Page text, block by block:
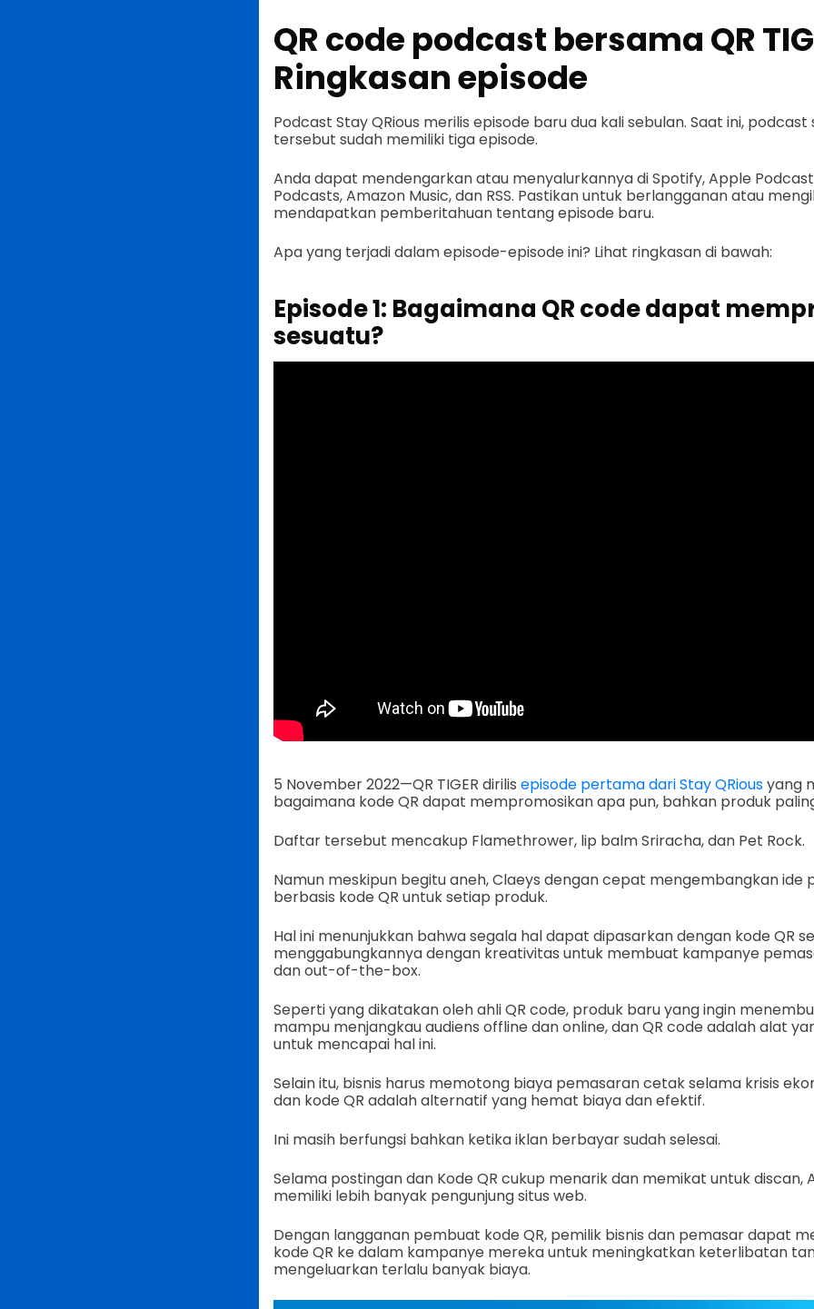
QR code podcast bersama QR
Ringkasan episode
Podcast Stay QRious merilis episode baru dua kali sebulan. Saat ini, podcast
tersebut sudah memiliki tiga episode.
Anda dapat mendengarkan atau menyalurkannya di Spotify, Apple
Podcasts, Amazon Music, dan RSS. Pastikan untuk berlangganan atau
mendapatkan pemberitahuan tentang episode baru.
Apa yang terjadi dalam episode-episode ini? Lihat ringkasan di bawah:
Episode 1: Bagaimana QR code dapat
sesuatu?
5 November 2022—QR TIGER dirilis episode pertama dari Stay QRiousyang
bagaimana kode QR dapat mempromosikan apa pun, bahkan produk
Daftar tersebut mencakup Flamethrower, lip balm Sriracha, dan Pet Rock.
Namun meskipun begitu aneh, Claeys dengan cepat mengembangkan ide
berbasis kode QR untuk setiap produk.
Hal ini menunjukkan bahwa segala hal dapat dipasarkan dengan kode QR
menggabungkannya dengan kreativitas untuk membuat kampanye
dan out-of-the-box.
Seperti yang dikatakan oleh ahli QR code, produk baru yang ingin
mampu menjangkau audiens offline dan online, dan QR code adalah alat
untuk mencapai hal ini.
Selain itu, bisnis harus memotong biaya pemasaran cetak selama krisis
dan kode QR adalah alternatif yang hemat biaya dan efektif.
Ini masih berfungsi bahkan ketika iklan berbayar sudah selesai.
Selama postingan dan Kode QR cukup menarik dan memikat untuk discan,
memiliki lebih banyak pengunjung situs web.
Dengan langganan pembuat kode QR, pemilik bisnis dan pemasar dapat
kode QR ke dalam kampanye mereka untuk meningkatkan keterlibatan
mengeluarkan terlalu banyak biaya.